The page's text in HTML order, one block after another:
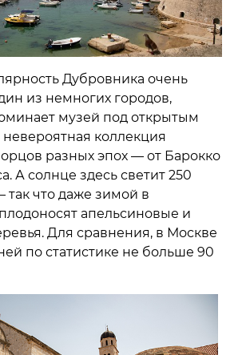
Дубровника очень
из немногих городов,
музей под открытым
коллекция
разных эпох — от Барокко
А солнце здесь светит 250
так что даже зимой в
апельсиновые и
Для сравнения, в Москве
по статистике не больше 90